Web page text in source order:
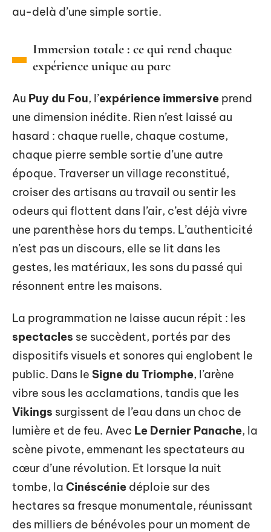
au-delà d’une simple sortie.
Immersion totale : ce qui rend chaque
expérience unique au parc
Au Puy du Fou, l’expérience immersive prend
une dimension inédite. Rien n’est laissé au
hasard : chaque ruelle, chaque costume,
chaque pierre semble sortie d’une autre
époque. Traverser un village reconstitué,
croiser des artisans au travail ou sentir les
odeurs qui flottent dans l’air, c’est déjà vivre
une parenthèse hors du temps. L’authenticité
n’est pas un discours, elle se lit dans les
gestes, les matériaux, les sons du passé qui
résonnent entre les maisons.
La programmation ne laisse aucun répit : les
spectacles se succèdent, portés par des
dispositifs visuels et sonores qui englobent le
public. Dans le Signe du Triomphe, l’arène
vibre sous les acclamations, tandis que les
Vikings surgissent de l’eau dans un choc de
lumière et de feu. Avec Le Dernier Panache, la
scène pivote, emmenant les spectateurs au
cœur d’une révolution. Et lorsque la nuit
tombe, la Cinéscénie déploie sur des
hectares sa fresque monumentale, réunissant
des milliers de bénévoles pour un moment de